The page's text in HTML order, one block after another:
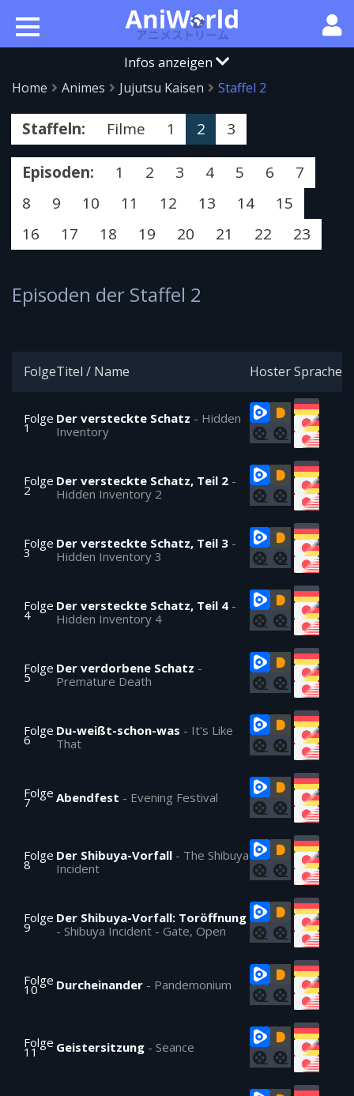
Infos anzeigen
Home
Animes Jujutsu Kaisen Staffel 2
Staffeln: Filme 1 2 3
Episoden: 1 2 3 4 5 6
7
8
9 10 11 12 13 14
15
16
17 18 19 20 21 22 23
Episoden der Staffel 2
FolgeTitel / Name HosterSprache
Folge
1
Der versteckte Schatz - Hidden
Inventory
Folge
2
Der versteckte Schatz, Teil 2 -
Hidden Inventory 2
Folge
3
Der versteckte Schatz, Teil 3 -
Hidden Inventory 3
Folge
4
Der versteckte Schatz, Teil 4 -
Hidden Inventory 4
Folge
5
Der verdorbene Schatz -
Premature Death
Folge
6
Du-weißt-schon-was - It's Like
That
Folge
7 Abendfest - Evening Festival
Folge
8
Der Shibuya-Vorfall - The Shibuya
Incident
Folge
9
Der Shibuya-Vorfall: Toröffnung
- Shibuya Incident - Gate, Open
Folge
10 Durcheinander - Pandemonium
Folge
11 Geistersitzung - Seance